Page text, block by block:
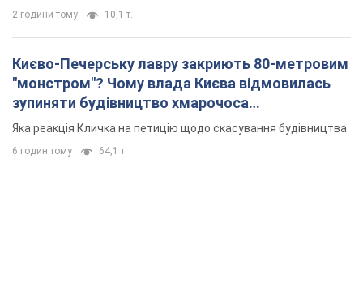
2 години тому 10,1 т.
Києво-Печерську лавру закриють 80-метровим
"монстром"? Чому влада Києва відмовилась
зупиняти будівництво хмарочоса
"московського вірянина"
Яка реакція Кличка на петицію щодо скасування будівництва
6 годин тому 64,1 т.